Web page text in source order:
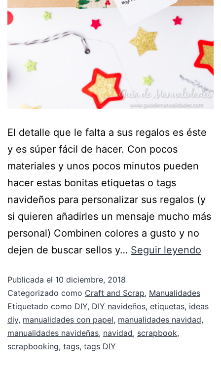
El detalle que le falta a sus regalos es éste
y es súper fácil de hacer. Con pocos
materiales y unos pocos minutos pueden
hacer estas bonitas etiquetas o tags
navideños para personalizar sus regalos (y
si quieren añadirles un mensaje mucho más
personal) Combinen colores a gusto y no
dejen de buscar sellos y… Seguir leyendo
Publicada el 10 diciembre, 2018
Categorizado como Craft and Scrap, Manualidades
Etiquetado como DIY, DIY navideños, etiquetas, ideas
diy, manualidades con papel, manualidades navidad,
manualidades navideñas, navidad, scrapbook,
scrapbooking, tags, tags DIY